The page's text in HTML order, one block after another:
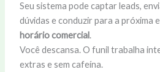
Seu sistema pode captar leads,
dúvidas e conduzir para a próxima
horário comercial.
Você descansa. O funil trabalha
extras e sem cafeína.